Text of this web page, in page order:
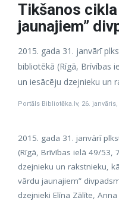
Tikšanos
jaunajiem”
2015. gada 31. janvārī
bibliotēkā (Rīgā, Brīvības
un iesācēju dzejnieku un
Portāls Bibliotēka.lv, 26. janvāris,
2015. gada 31. janvārī
(Rīgā, Brīvības ielā 49/53,
dzejnieku un rakstnieku,
vārdu jaunajiem”
dzejnieki Elīna Zālīte,